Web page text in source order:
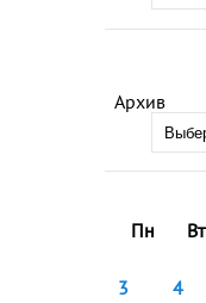
Архив
Пн
Вт
3
4